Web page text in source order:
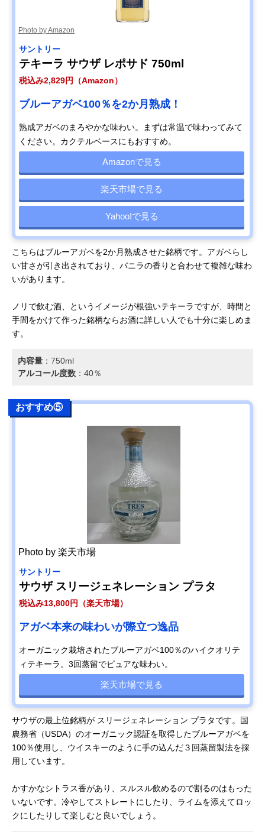
Photo by Amazon
サントリー
テキーラ サウザ レポサド 750ml
税込み2,829円（Amazon）
ブルーアガベ100％を2か月熟成！
熟成アガベのまろやかな味わい。まずは常温で味わってみて
ください。カクテルベースにもおすすめ。
Amazonで見る
楽天市場で見る
Yahoo!で見る
こちらはブルーアガベを2か月熟成させた銘柄です。アガベらし
い甘さが引き出されており、バニラの香りと合わせて複雑な味わ
いがあります。
ノリで飲む酒、というイメージが根強いテキーラですが、時間と
手間をかけて作った銘柄ならお酒に詳しい人でも十分に楽しめま
す。
内容量 ：‎750ml
アルコール度数 ：40％
おすすめ⑤
Photo by 楽天市場
サントリー
サウザ スリージェネレーション プラタ
税込み13,800円（楽天市場）
アガベ本来の味わいが際立つ逸品
オーガニック栽培されたブルーアガベ100％のハイクオリテ
ィテキーラ。3回蒸留でピュアな味わい。
楽天市場で見る
サウザの最上位銘柄が スリージェネレーション プラタです。国
農務省（USDA）のオーガニック認証を取得したブルーアガベを
100％使用し、ウイスキーのように手の込んだ３回蒸留製法を採
用しています。
かすかなシトラス香があり、スルスル飲めるので割るのはもった
いないです。冷やしてストレートにしたり、ライムを添えてロッ
クにしたりして楽しむと良いでしょう。